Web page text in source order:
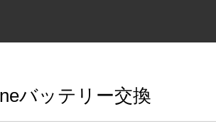
バッテリー交換